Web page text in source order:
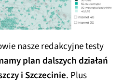
nasze redakcyjne testy
plan dalszych działań
i Szczecinie. Plus